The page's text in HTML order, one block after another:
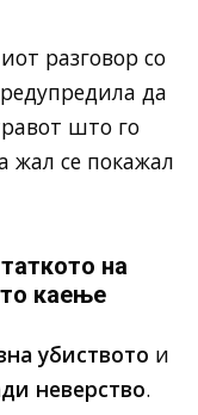
разговор со
да
што го
жал се покажал
на
каење
убиството и
неверство.